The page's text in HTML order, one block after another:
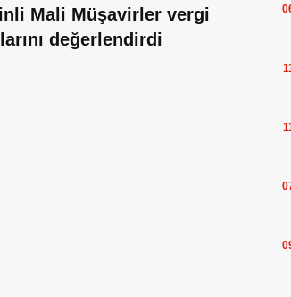
Mali Müşavirler vergi
değerlendirdi